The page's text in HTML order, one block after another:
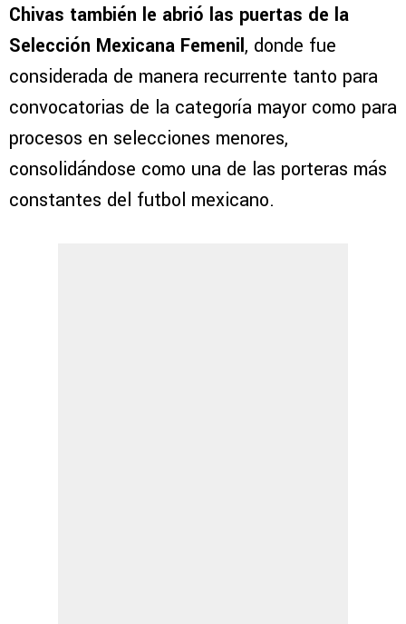
Chivas también le abrió las puertas de la
Selección Mexicana Femenil, donde fue
considerada de manera recurrente tanto para
convocatorias de la categoría mayor como para
procesos en selecciones menores,
consolidándose como una de las porteras más
constantes del futbol mexicano.